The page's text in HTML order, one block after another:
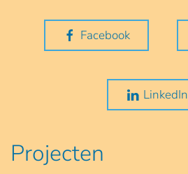
Facebook
LinkedIn
Projecten